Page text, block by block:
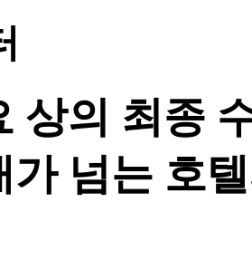
상의 최종
가 넘는 호